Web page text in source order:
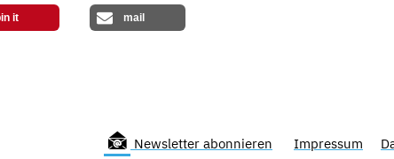
it mail
Newsletter abonnieren Impressum